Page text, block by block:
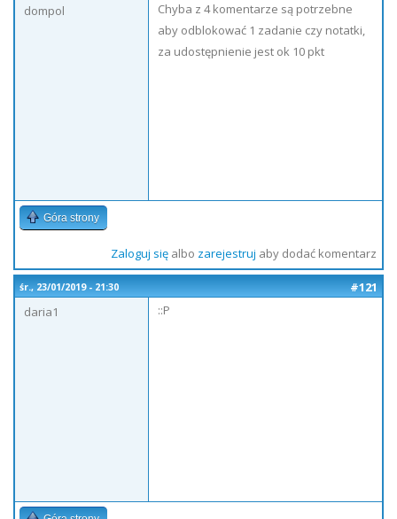
dompol
Chyba z 4 komentarze są potrzebne
aby odblokować 1 zadanie czy notatki,
za udostępnienie jest ok 10 pkt
Góra strony
Zaloguj sięalbo zarejestruj aby dodać komentarz
śr., 23/01/2019 - 21:30
#121
daria1
::P